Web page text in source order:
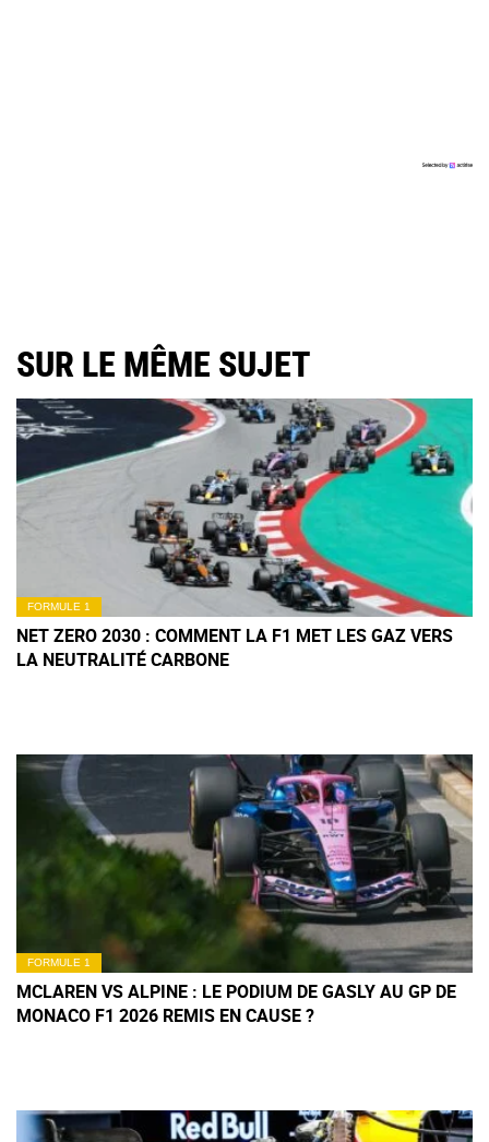
SUR LE MÊME SUJET
FORMULE 1
NET ZERO 2030 : COMMENT LA F1 MET LES GAZ VERS
LA NEUTRALITÉ CARBONE
FORMULE 1
MCLAREN VS ALPINE : LE PODIUM DE GASLY AU GP DE
MONACO F1 2026 REMIS EN CAUSE ?